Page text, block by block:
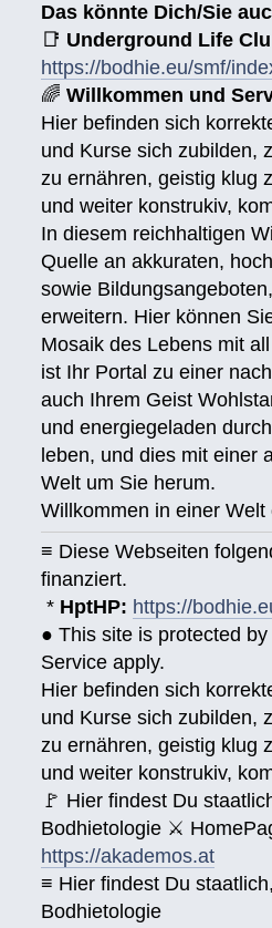
Das könnte Dich/Sie
📑 Underground Life
https://bodhie.eu/smf/
🌈Willkommen und
Hier befinden sich
und Kurse sich zubilden,
zu ernähren, geistig klug
und weiter konstrukiv,
In diesem reichhaltigen
Quelle an akkuraten,
sowie
erweitern. Hier können
Mosaik des Lebens mit
ist Ihr Portal zu einer
auch Ihrem Geist
und energiegeladen
leben, und dies mit einer
Welt um Sie herum.
Willkommen in einer
≡ Diese Webseiten
finanziert.
* HptHP: https://
● This site is protected
Service apply.
Hier befinden sich
und Kurse sich zubilden,
zu ernähren, geistig klug
und weiter konstrukiv,
🚩 Hier findest Du
Bodhietologie ⚔
https://akademos.at
≡ Hier findest Du
Bodhietologie